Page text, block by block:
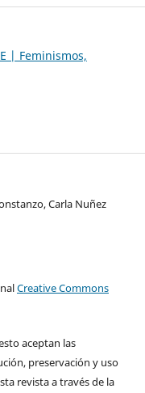
| Feminismos,
Carla Nuñez
Creative Commons
aceptan las
preservación y uso
revista a través de la